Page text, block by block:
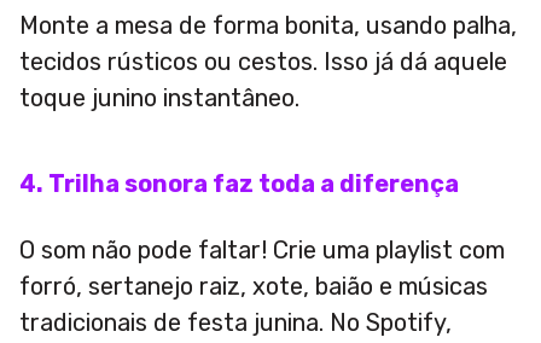
Monte a mesa de forma bonita, usando palha,
tecidos rústicos ou cestos. Isso já dá aquele
toque junino instantâneo.
4. Trilha sonora faz toda a diferença
O som não pode faltar! Crie uma playlist com
forró, sertanejo raiz, xote, baião e músicas
tradicionais de festa junina. No Spotify,